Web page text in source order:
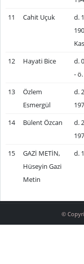
11 Cahit Uçuk
d.
12 Hayati Bice
d.
- ö.
13
Özlem
Esmergül
d.
14 Bülent Özcan
d.
15
GAZİ METİN,
Hüseyin Gazi
Metin
d.
©